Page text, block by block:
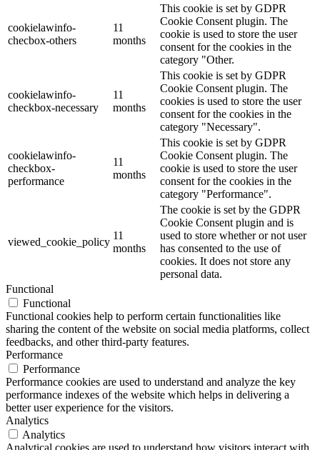
cookielawinfo-
checbox-others
11
months
This cookie is set by GDPR
Cookie Consent plugin. The
cookie is used to store the user
consent for the cookies in the
category "Other.
cookielawinfo-
checkbox-necessary
11
months
This cookie is set by GDPR
Cookie Consent plugin. The
cookies is used to store the user
consent for the cookies in the
category "Necessary".
cookielawinfo-
checkbox-
performance
11
months
This cookie is set by GDPR
Cookie Consent plugin. The
cookie is used to store the user
consent for the cookies in the
category "Performance".
viewed_cookie_policy
11
months
The cookie is set by the GDPR
Cookie Consent plugin and is
used to store whether or not user
has consented to the use of
cookies. It does not store any
personal data.
Functional
Functional
Functional cookies help to perform certain functionalities like
sharing the content of the website on social media platforms, collect
feedbacks, and other third-party features.
Performance
Performance
Performance cookies are used to understand and analyze the key
performance indexes of the website which helps in delivering a
better user experience for the visitors.
Analytics
Analytics
Analytical cookies are used to understand how visitors interact with